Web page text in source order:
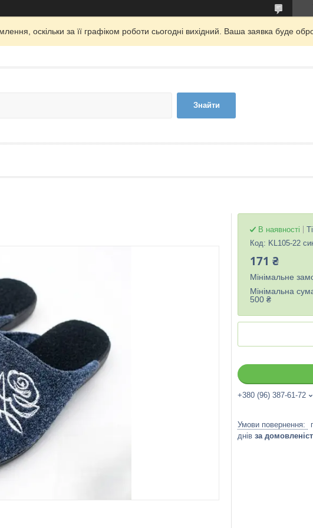
оскільки за її графіком роботи сьогодні вихідний. Ваша заявка буде
Знайти
В наявності
Код: KL105-22
171 ₴
Мінімальне
Мінімальна
500 ₴
+380 (96) 387-61-72
днів за